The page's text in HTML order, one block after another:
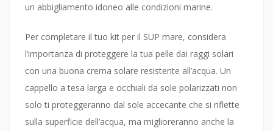
un abbigliamento idoneo alle condizioni marine.
Per completare il tuo kit per il SUP mare, considera
l’importanza di proteggere la tua pelle dai raggi solari
con una buona crema solare resistente all’acqua. Un
cappello a tesa larga e occhiali da sole polarizzati non
solo ti proteggeranno dal sole accecante che si riflette
sulla superficie dell’acqua, ma miglioreranno anche la